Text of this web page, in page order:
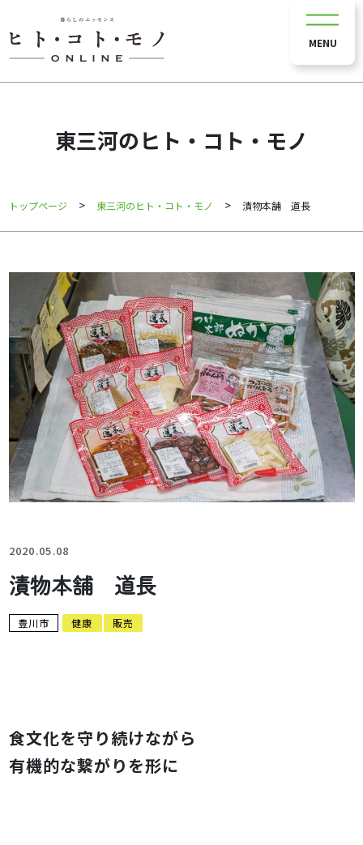
MENU
東三河のヒト・コト・モノ
トップページ > 東三河のヒト・コト・モノ > 漬物本舗 道長
2020.05.08
漬物本舗 道長
豊川市 健康 販売
食文化を守り続けながら
有機的な繋がりを形に